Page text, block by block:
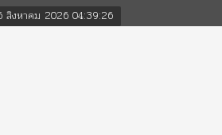
สิงหาคม 2026 04:39:27